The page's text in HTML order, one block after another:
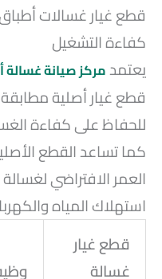
قطع غيار غسالات
كفاءة التشغيل
يعتمدمركز صيانة
قطع غيار أصلية
للحفاظ على كفاءة
كما تساعد القطع
العمر الافتراضي
استهلاك المياه
قطع غيار
غسالة